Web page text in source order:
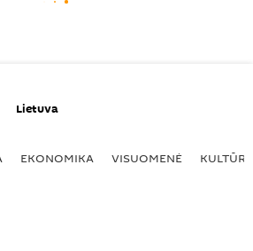
Lietuva
EKONOMIKA VISUOMENĖ KULTŪRA